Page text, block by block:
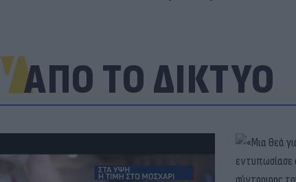
ΑΠΟ ΤΟ ΔΙΚΤΥΟ